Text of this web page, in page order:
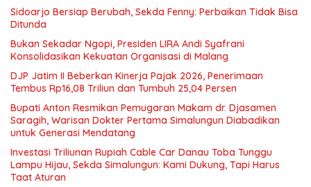
Sidoarjo Bersiap Berubah, Sekda Fenny: Perbaikan Tidak Bisa
Ditunda
Bukan Sekadar Ngopi, Presiden LIRA Andi Syafrani
Konsolidasikan Kekuatan Organisasi di Malang
DJP Jatim II Beberkan Kinerja Pajak 2026, Penerimaan
Tembus Rp16,08 Triliun dan Tumbuh 25,04 Persen
Bupati Anton Resmikan Pemugaran Makam dr. Djasamen
Saragih, Warisan Dokter Pertama Simalungun Diabadikan
untuk Generasi Mendatang
Investasi Triliunan Rupiah Cable Car Danau Toba Tunggu
Lampu Hijau, Sekda Simalungun: Kami Dukung, Tapi Harus
Taat Aturan